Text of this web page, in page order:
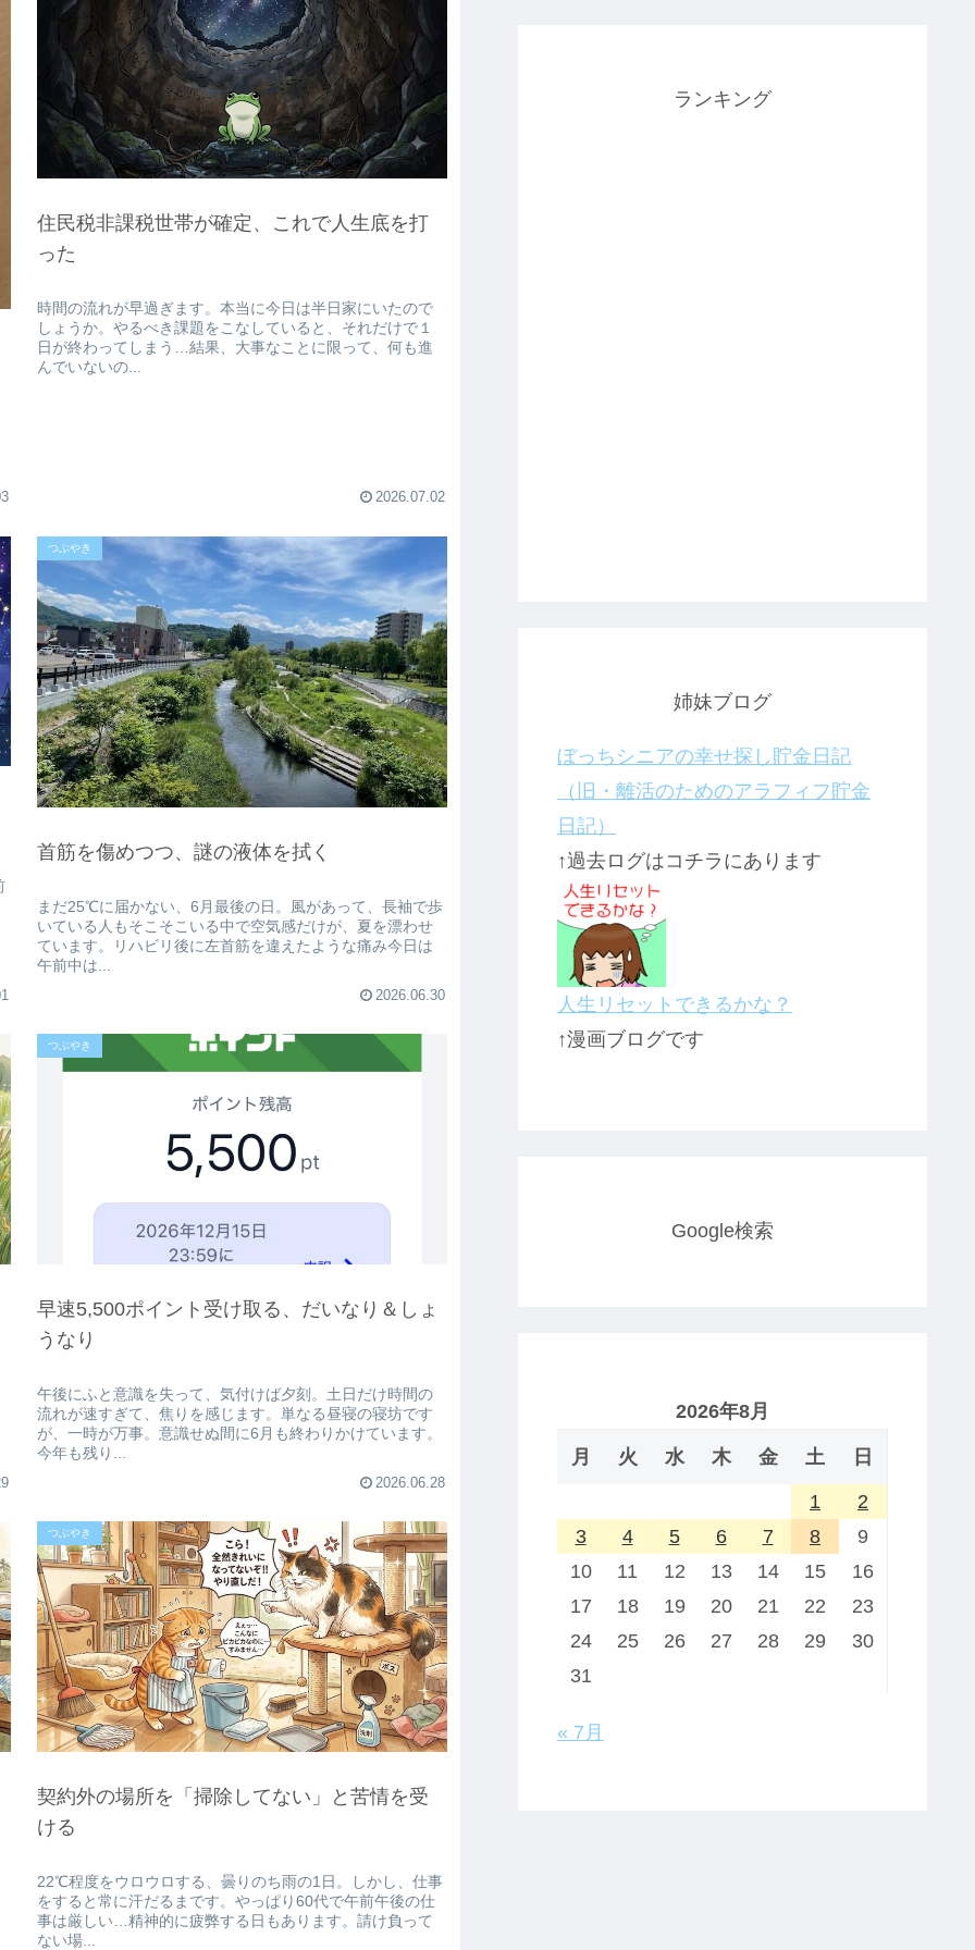
住民税非課税世帯が確定、これで人生底を打
った
時間の流れが早過ぎます。本当に今日は半日家にいたので
しょうか。やるべき課題をこなしていると、それだけで１
日が終わってしまう…結果、大事なことに限って、何も進
んでいないの...
2026.07.02
つぶやき
首筋を傷めつつ、謎の液体を拭く
まだ25℃に届かない、6月最後の日。風があって、長袖で歩
いている人もそこそこいる中で空気感だけが、夏を漂わせ
ています。リハビリ後に左首筋を違えたような痛み今日は
午前中は...
2026.06.30
つぶやき
早速5,500ポイント受け取る、だいなり＆しょ
うなり
午後にふと意識を失って、気付けば夕刻。土日だけ時間の
流れが速すぎて、焦りを感じます。単なる昼寝の寝坊です
が、一時が万事。意識せぬ間に6月も終わりかけています。
今年も残り...
2026.06.28
つぶやき
契約外の場所を「掃除してない」と苦情を受
ける
22℃程度をウロウロする、曇りのち雨の1日。しかし、仕事
をすると常に汗だるまです。やっぱり60代で午前午後の仕
事は厳しい…精神的に疲弊する日もあります。請け負って
ない場...
ランキング
姉妹ブログ
ぼっちシニアの幸せ探し貯金日記
（旧・離活のためのアラフィフ貯金
日記）
↑過去ログはコチラにあります
人生リセットできるかな？
↑漫画ブログです
Google検索
2026年8月
月 火 水 木 金 土 日
1
2
3
4 5 6 7 8
9
10
11 12 13 14 15
16
17
18 19 20 21 22
23
24
25 26 27 28 29
30
31
« 7月